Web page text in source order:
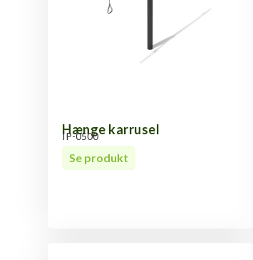
Hænge karrusel
IP-0500
Se produkt